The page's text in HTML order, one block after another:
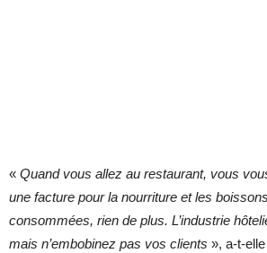
« Quand vous allez au restaurant, vous
une facture pour la nourriture et les
consommées, rien de plus. L’industrie
mais n’embobinez pas vos clients », a-t-